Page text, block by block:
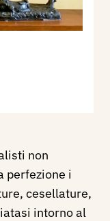
non
perfezione i
cesellature,
intorno al